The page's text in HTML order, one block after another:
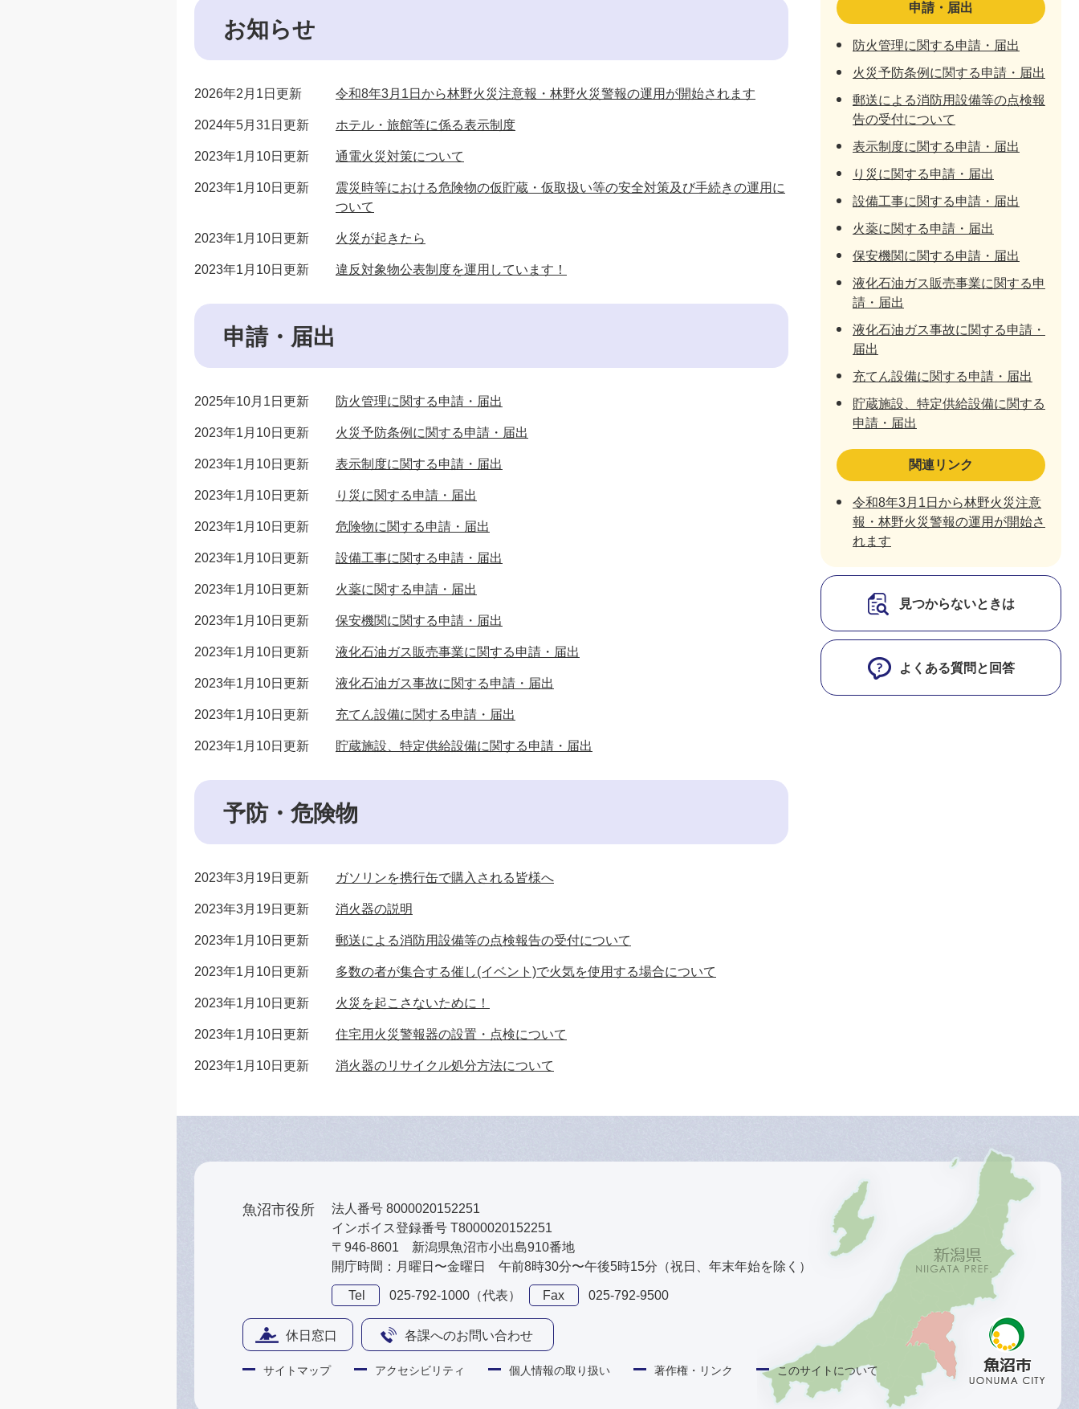
お知らせ
2026年2月1日更新 令和8年3月1日から林野火災注意報・林野火災警報の運用が開始されます
2024年5月31日更新 ホテル・旅館等に係る表示制度
2023年1月10日更新 通電火災対策について
2023年1月10日更新
震災時等における危険物の仮貯蔵・仮取扱い等の安全対策及び手続きの運用に
ついて
2023年1月10日更新 火災が起きたら
2023年1月10日更新 違反対象物公表制度を運用しています！
申請・届出
2025年10月1日更新 防火管理に関する申請・届出
2023年1月10日更新 火災予防条例に関する申請・届出
2023年1月10日更新 表示制度に関する申請・届出
2023年1月10日更新 り災に関する申請・届出
2023年1月10日更新 危険物に関する申請・届出
2023年1月10日更新 設備工事に関する申請・届出
2023年1月10日更新 火薬に関する申請・届出
2023年1月10日更新 保安機関に関する申請・届出
2023年1月10日更新 液化石油ガス販売事業に関する申請・届出
2023年1月10日更新 液化石油ガス事故に関する申請・届出
2023年1月10日更新 充てん設備に関する申請・届出
2023年1月10日更新 貯蔵施設、特定供給設備に関する申請・届出
予防・危険物
2023年3月19日更新 ガソリンを携行缶で購入される皆様へ
2023年3月19日更新 消火器の説明
2023年1月10日更新 郵送による消防用設備等の点検報告の受付について
2023年1月10日更新 多数の者が集合する催し(イベント)で火気を使用する場合について
2023年1月10日更新 火災を起こさないために！
2023年1月10日更新 住宅用火災警報器の設置・点検について
2023年1月10日更新 消火器のリサイクル処分方法について
申請・届出
防火管理に関する申請・届出
火災予防条例に関する申請・届出
郵送による消防用設備等の点検報
告の受付について
表示制度に関する申請・届出
り災に関する申請・届出
設備工事に関する申請・届出
火薬に関する申請・届出
保安機関に関する申請・届出
液化石油ガス販売事業に関する申
請・届出
液化石油ガス事故に関する申請・
届出
充てん設備に関する申請・届出
貯蔵施設、特定供給設備に関する
申請・届出
関連リンク
令和8年3月1日から林野火災注意
報・林野火災警報の運用が開始さ
れます
見つからないときは
よくある質問と回答
魚沼市役所
法人番号 8000020152251
インボイス登録番号 T8000020152251
〒946-8601 新潟県魚沼市小出島910番地
開庁時間：月曜日〜金曜日 午前8時30分〜午後5時15分（祝日、年末年始を除く）
Tel 025-792-1000（代表） Fax 025-792-9500
休日窓口 各課へのお問い合わせ
サイトマップ アクセシビリティ 個人情報の取り扱い 著作権・リンク このサイトについて